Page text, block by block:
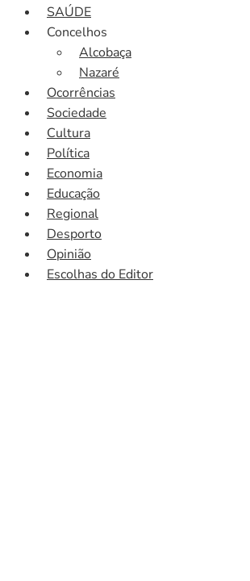
SAÚDE
Concelhos
Alcobaça
Nazaré
Ocorrências
Sociedade
Cultura
Política
Economia
Educação
Regional
Desporto
Opinião
Escolhas do Editor